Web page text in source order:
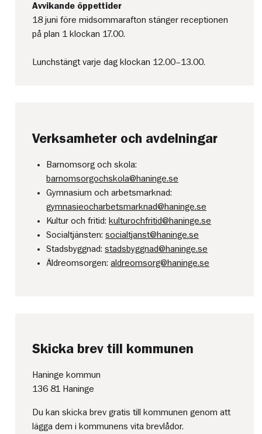
Avvikande öppettider
18 juni före midsommarafton stänger receptionen
på plan 1 klockan 17.00.
Lunchstängt varje dag klockan 12.00–13.00.
Verksamheter och avdelningar
Barnomsorg och skola:
barnomsorgochskola@haninge.se
Gymnasium och arbetsmarknad:
gymnasieocharbetsmarknad@haninge.se
Kultur och fritid: kulturochfritid@haninge.se
Socialtjänsten:socialtjanst@haninge.se
Stadsbyggnad:stadsbyggnad@haninge.se
Äldreomsorgen:aldreomsorg@haninge.se
Skicka brev till kommunen
Haninge kommun
136 81 Haninge
Du kan skicka brev gratis till kommunen genom att
lägga dem i kommunens vita brevlådor.